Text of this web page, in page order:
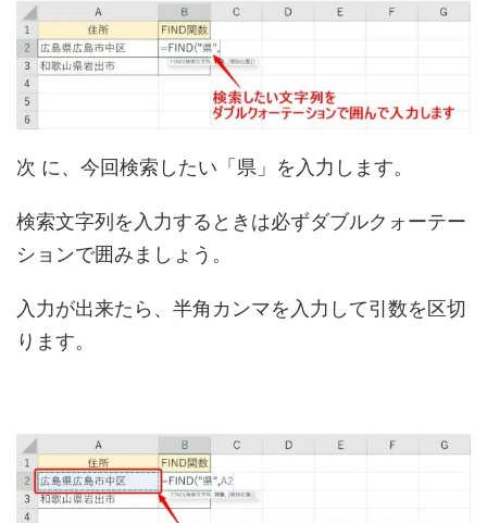
次 に、今回検索したい「県」を入力します。
検索文字列を入力するときは必ずダブルクォーテー
ションで囲みましょう。
入力が出来たら、半角カンマを入力して引数を区切
ります。